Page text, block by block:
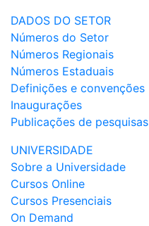
DADOS DO SETOR
Números do Setor
Números Regionais
Números Estaduais
Definições e convenções
Inaugurações
Publicações de pesquisas
UNIVERSIDADE
Sobre a Universidade
Cursos Online
Cursos Presenciais
On Demand